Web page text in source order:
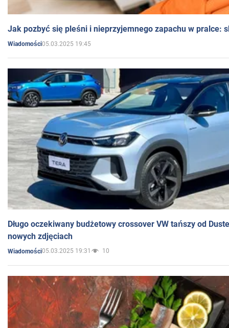
Jak pozbyć się pleśni i nieprzyjemnego zapachu w pralce:
Wiadomości05.03.2025 19:45
Długo oczekiwany budżetowy crossover VW tańszy od
nowych zdjęciach
Wiadomości05.03.2025 19:31 10